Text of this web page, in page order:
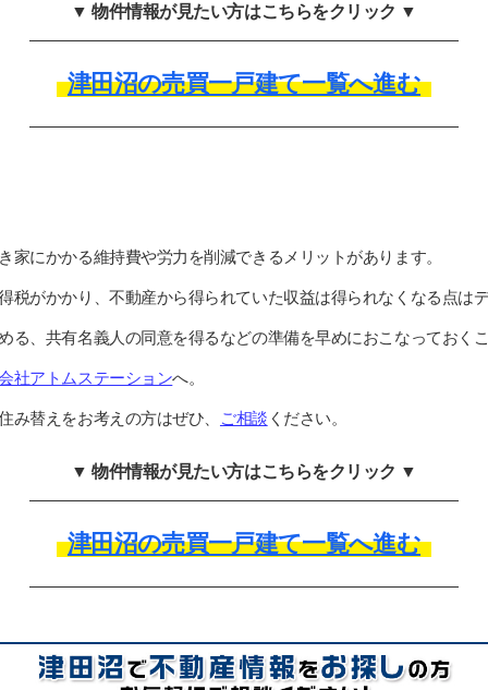
▼ 物件情報が見たい方はこちらをクリック ▼
津田沼の売買一戸建て一覧へ進む
家にかかる維持費や労力を削減できるメリットがあります。
税がかかり、不動産から得られていた収益は得られなくなる点は
る、共有名義人の同意を得るなどの準備を早めにおこなっておく
社アトムステーションへ。
み替えをお考えの方はぜひ、 ご相談 ください。
▼ 物件情報が見たい方はこちらをクリック ▼
津田沼の売買一戸建て一覧へ進む